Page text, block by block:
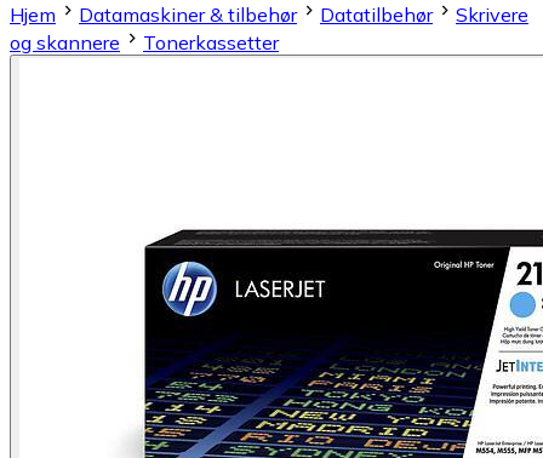
Hjem
Datamaskiner & tilbehør Datatilbehør
Skrivere
og skannere
Tonerkassetter